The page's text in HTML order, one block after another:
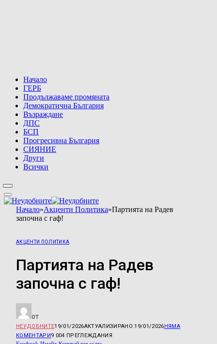
Начало
ГЕРБ
Продължаваме промяната
Демократична България
Възраждане
ДПС
БСП
Прогресивна България
СИЯНИЕ
Други
Всички
Начало»Акценти Политика»Партията на Радев
започна с гаф!
АКЦЕНТИ ПОЛИТИКА
Партията на Радев
започна с гаф!
ОТ
НЕУДОБНИТЕ19/01/2026АКТУАЛИЗИРАНО:19/01/2026НЯМА
КОМЕНТАРИ9 004 ПРЕГЛЕЖДАНИЯ